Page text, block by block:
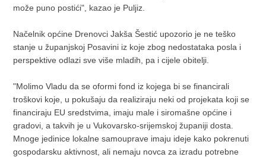
može puno postići", kazao je Puljiz.
Načelnik općine Drenovci Jakša Šestić upozorio je ne teško
stanje u županjskoj Posavini iz koje zbog nedostataka posla i
perspektive odlazi sve više mladih, pa i cijele obitelji.
"Molimo Vladu da se oformi fond iz kojega bi se financirali
troškovi koje, u pokušaju da realiziraju neki od projekata koji se
financiraju EU sredstvima, imaju male i siromašne općine i
gradovi, a takvih je u Vukovarsko-srijemskoj županiji dosta.
Mnoge jedinice lokalne samouprave imaju ideje kako pokrenuti
gospodarsku aktivnost, ali nemaju novca za izradu potrebne